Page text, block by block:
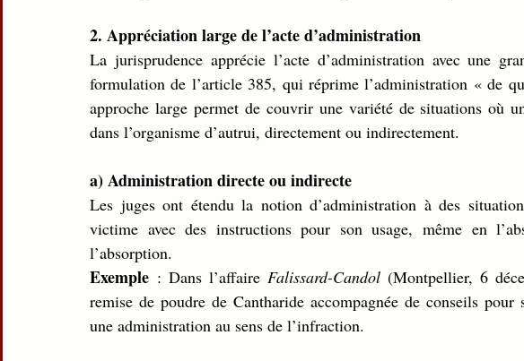
2. Appréciation large de l’acte d’administration
La jurisprudence apprécie l’acte d’administration avec une
formulation de l’article 385, qui réprime l’administration « de
approche large permet de couvrir une variété de situations où
dans l’organisme d’autrui, directement ou indirectement.
a) Administration directe ou indirecte
Les juges ont étendu la notion d’administration à des
victime avec des instructions pour son usage, même en
l’absorption.
Exemple : Dans l’affaire Falissard-Candol (Montpellier, 6
remise de poudre de Cantharide accompagnée de conseils pour
une administration au sens de l’infraction.